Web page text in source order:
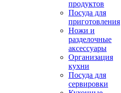
продуктов
Посуда для
приготовления
Ножи и
разделочные
аксессуары
Организация
кухни
Посуда для
сервировки